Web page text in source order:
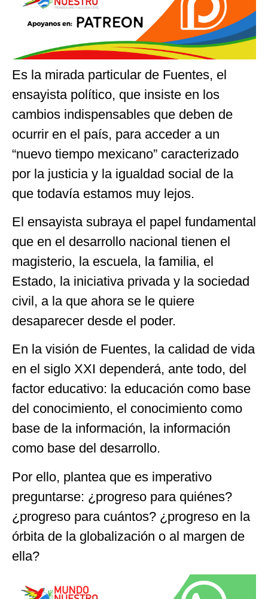
Es la mirada particular de Fuentes, el
ensayista político, que insiste en los
cambios indispensables que deben de
ocurrir en el país, para acceder a un
“nuevo tiempo mexicano” caracterizado
por la justicia y la igualdad social de la
que todavía estamos muy lejos.
El ensayista subraya el papel fundamental
que en el desarrollo nacional tienen el
magisterio, la escuela, la familia, el
Estado, la iniciativa privada y la sociedad
civil, a la que ahora se le quiere
desaparecer desde el poder.
En la visión de Fuentes, la calidad de vida
en el siglo XXI dependerá, ante todo, del
factor educativo: la educación como base
del conocimiento, el conocimiento como
base de la información, la información
como base del desarrollo.
Por ello, plantea que es imperativo
preguntarse: ¿progreso para quiénes?
¿progreso para cuántos? ¿progreso en la
órbita de la globalización o al margen de
ella?